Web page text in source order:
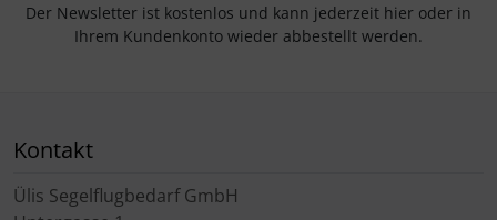
Der Newsletter ist kostenlos und kann jederzeit hier oder in
Ihrem Kundenkonto wieder abbestellt werden.
Kontakt
Ülis Segelflugbedarf GmbH